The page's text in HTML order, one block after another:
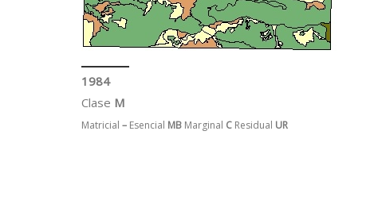
1984
Clase M
Matricial – Esencial MB Marginal C Residual UR